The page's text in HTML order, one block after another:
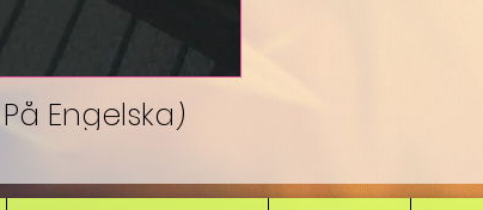
Engelska)